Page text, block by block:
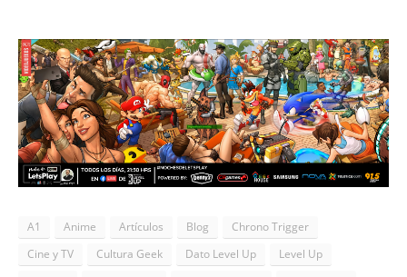
A1 Anime Artículos Blog
Chrono Trigger
Cine y TV
Cultura Geek Dato Level Up
Level Up